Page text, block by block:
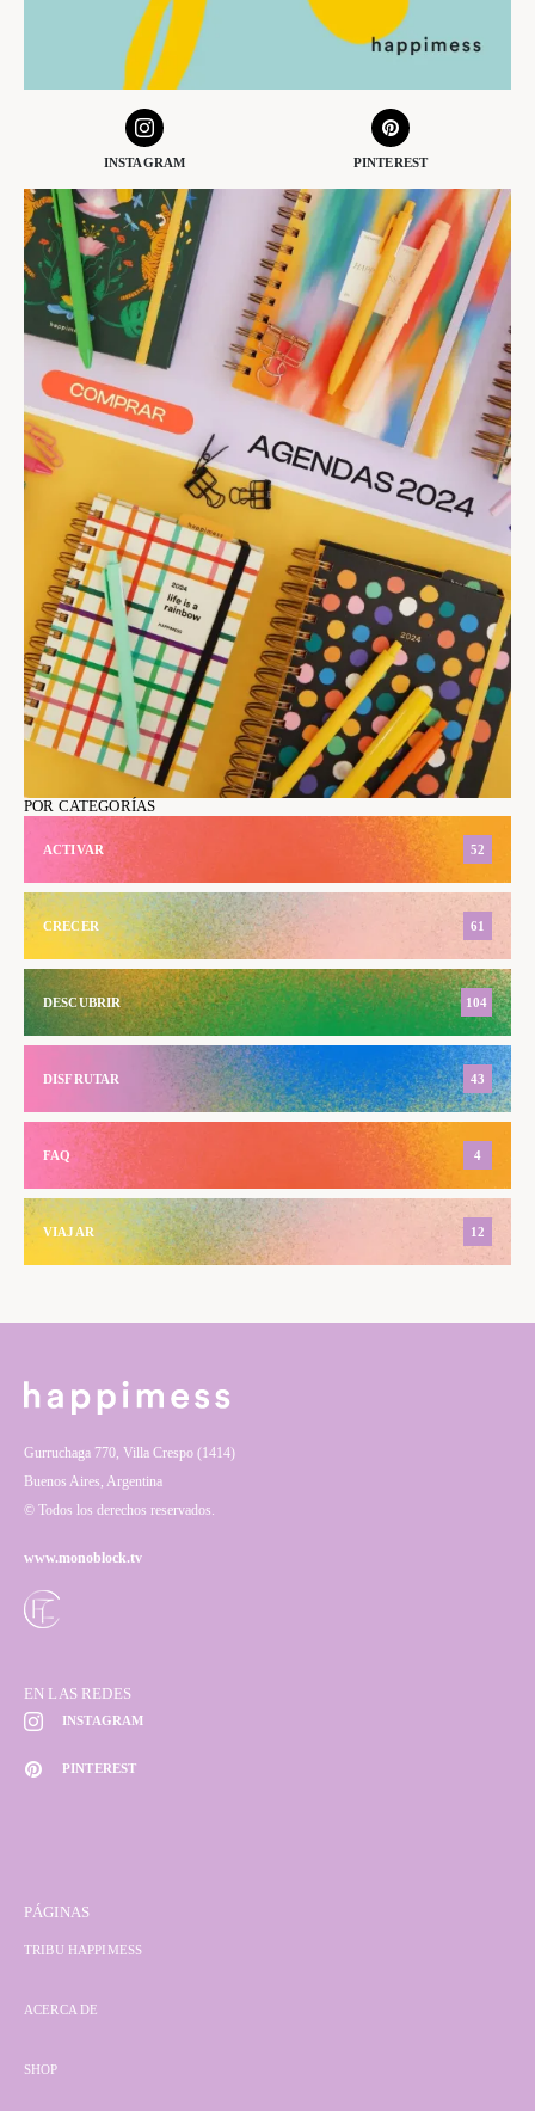
INSTAGRAM PINTEREST
POR CATEGORÍAS
ACTIVAR 52
CRECER 61
DESCUBRIR 104
DISFRUTAR 43
FAQ 4
VIAJAR 12
Gurruchaga 770, Villa Crespo (1414)
Buenos Aires, Argentina
© Todos los derechos reservados.
www.monoblock.tv
EN LAS REDES
INSTAGRAM
PINTEREST
PÁGINAS
TRIBU HAPPIMESS
ACERCA DE
SHOP